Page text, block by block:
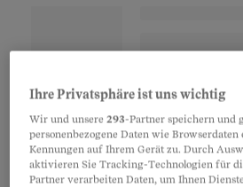
Welche baulichen
sind, ist in den Allgemeinen
Versicherungsbedingungen
Ihre Privatsphäre ist uns wichtig
Wir und unsere293-Partner speichern und
personenbezogene Daten wie Browserdaten
Kennungen auf Ihrem Gerät zu. Durch
aktivieren Sie Tracking-Technologien für
Partner verarbeiten Daten, um Ihnen